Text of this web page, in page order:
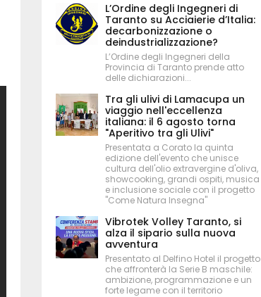
L’Ordine degli Ingegneri di
Taranto su Acciaierie d’Italia:
decarbonizzazione o
deindustrializzazione?
L’Ordine degli Ingegneri della
Provincia di Taranto prende atto
delle dichiarazioni...
Tra gli ulivi di Lamacupa un
viaggio nell'eccellenza
italiana: il 6 agosto torna
"Aperitivo tra gli Ulivi"
Presentata a Corato la quinta
edizione dell'evento che unisce
cultura dell'olio extravergine d'oliva,
showcooking, grandi ospiti, musica
e inclusione sociale con il progetto
"Come Natura Insegna"
Vibrotek Volley Taranto, si
alza il sipario sulla nuova
avventura
Presentato al Delfino Hotel il progetto
che affronterà la Serie B maschile:
ambizione, programmazione e un
forte legame con il territorio